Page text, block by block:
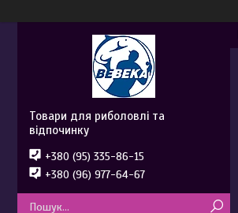
Товари для риболовлі та
відпочинку
+380 (95) 335-86-15
+380 (96) 977-64-67